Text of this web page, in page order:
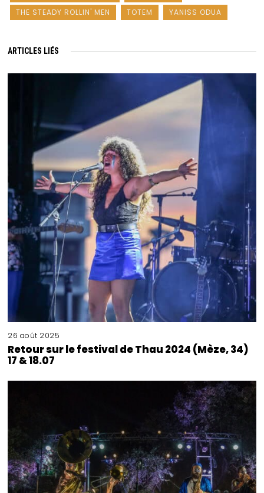
THE STEADY ROLLIN' MEN
TOTEM YANISS ODUA
ARTICLES LIÉS
26 août 2025
Retour sur le festival de Thau 2024 (Mèze, 34)
17 & 18.07